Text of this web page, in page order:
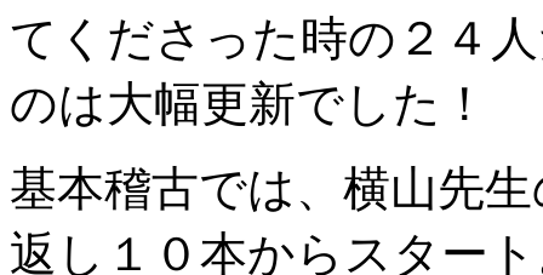
てくださった時の２４
のは大幅更新でした！
基本稽古では、横山先
返し１０本からスター